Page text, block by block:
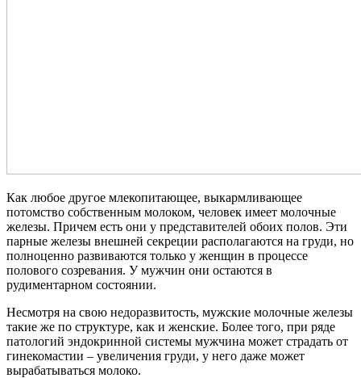
Как любое другое млекопитающее, выкармливающее
потомство собственным молоком, человек имеет молочные
железы. Причем есть они у представителей обоих полов. Эти
парные железы внешней секреции располагаются на груди, но
полноценно развиваются только у женщин в процессе
полового созревания. У мужчин они остаются в
рудиментарном состоянии.
Несмотря на свою недоразвитость, мужские молочные железы
такие же по структуре, как и женские. Более того, при ряде
патологий эндокринной системы мужчина может страдать от
гинекомастии – увеличения груди, у него даже может
вырабатываться молоко.